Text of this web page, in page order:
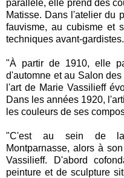
parallèle, elle prend des
Matisse. Dans l'atelier du
fauvisme, au cubisme et
techniques avant-
"À partir de 1910, elle
d'automne et au Salon
l'art de Marie Vassilieff
Dans les années 1920,
les couleurs de ses
"C'est au sein de la
Montparnasse, alors à
Vassilieff. D'abord
peinture et de sculpture